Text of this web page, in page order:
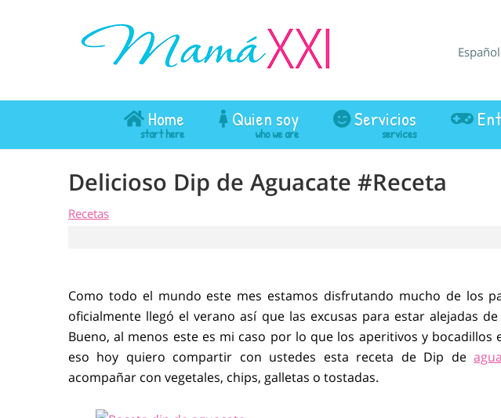
Español
Home Quien soy Servicios
Delicioso Dip de Aguacate #Receta
Recetas
Como todo el mundo este mes estamos disfrutando mucho de los
oficialmente llegó el verano así que las excusas para estar alejadas
Bueno, al menos este es mi caso por lo que los aperitivos y
eso hoy quiero compartir con ustedes esta receta de Dip de
acompañar con vegetales, chips, galletas o tostadas.